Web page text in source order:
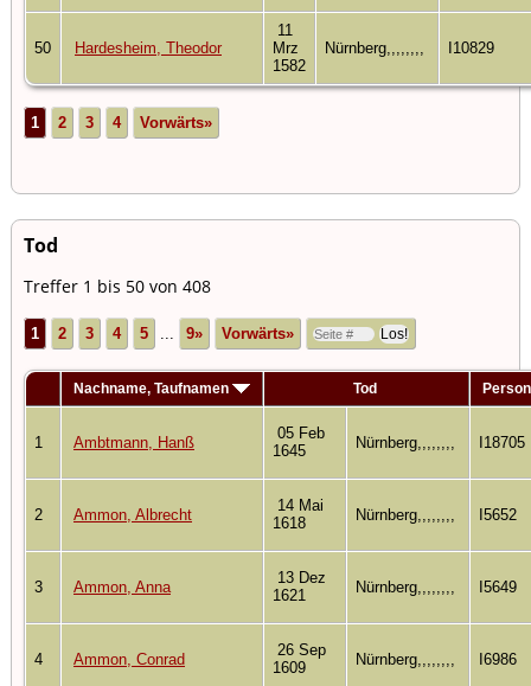
50 Hardesheim, Theodor
11
Mrz
1582
Nürnberg,,,,,,,, I10829
1 2 3 4 Vorwärts»
Tod
Treffer 1 bis 50 von 408
1 2 3 4 5 9» Vorwärts»
Nachname, Taufnamen Tod
1 Ambtmann, Hanß
05 Feb
1645
Nürnberg,,,,,,,, I18705
2 Ammon, Albrecht
14 Mai
1618
Nürnberg,,,,,,,, I5652
3 Ammon, Anna
13 Dez
1621
Nürnberg,,,,,,,, I5649
4 Ammon, Conrad
26 Sep
1609
Nürnberg,,,,,,,, I6986